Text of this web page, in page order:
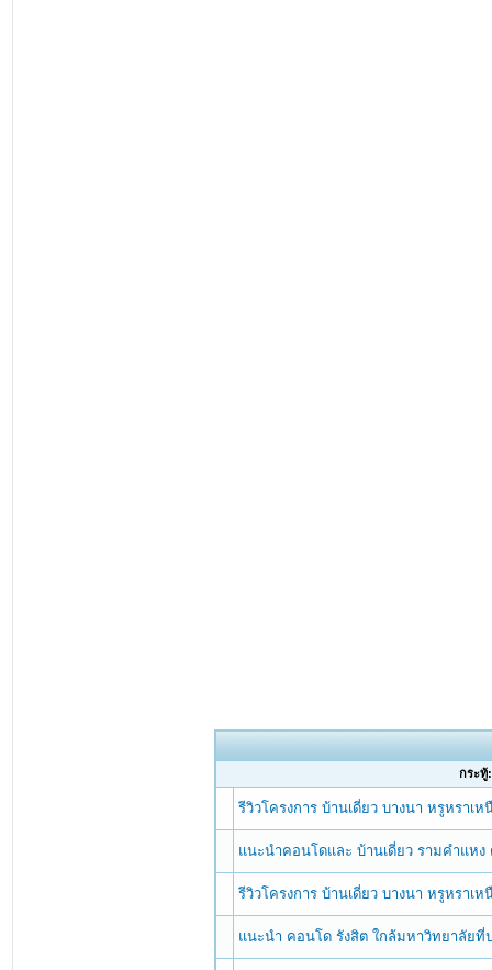
กระทู้:
รีวิวโครงการ บ้านเดี่ยว บางนา หรูหรา
แนะนำคอนโดและ บ้านเดี่ยว รามคำแห
รีวิวโครงการ บ้านเดี่ยว บางนา หรูหรา
แนะนำ คอนโด รังสิต ใกล้มหาวิทยาลัย